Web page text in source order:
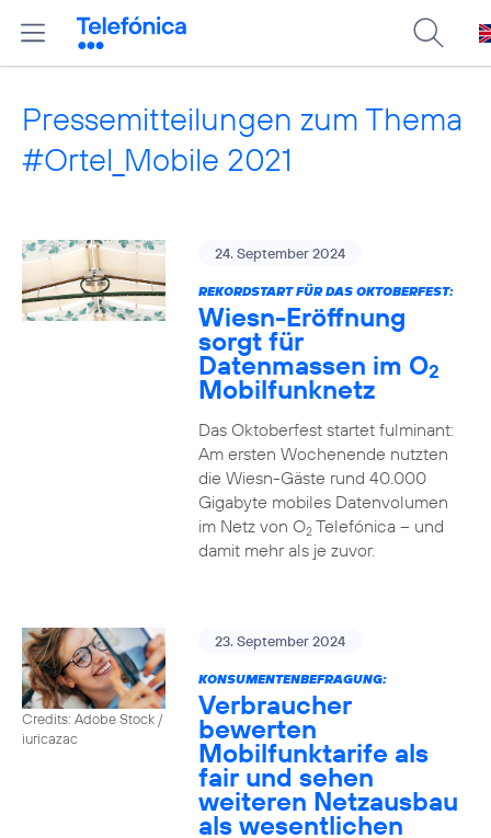
Pressemitteilungen zum Thema
#Ortel_Mobile 2021
24. September 2024
REKORDSTART FÜR DAS OKTOBERFEST:
Wiesn-Eröffnung
sorgt für
Datenmassen im O2
Mobilfunknetz
Das Oktoberfest startet fulminant:
Am ersten Wochenende nutzten
die Wiesn-Gäste rund 40.000
Gigabyte mobiles Datenvolumen
im Netz von O2Telefónica – und
damit mehr als je zuvor.
Credits: Adobe Stock /
iuricazac
23. September 2024
KONSUMENTENBEFRAGUNG:
Verbraucher
bewerten
Mobilfunktarife als
fair und sehen
weiteren Netzausbau
als wesentlichen